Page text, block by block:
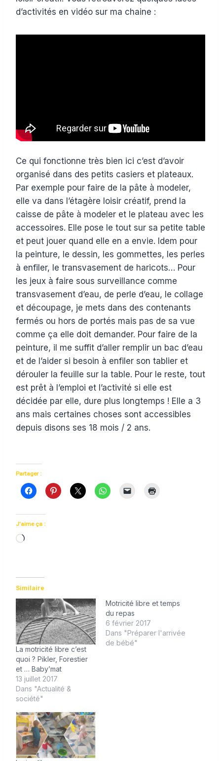
d’activités en vidéo sur ma chaine :
Ce qui fonctionne très bien ici c’est d’avoir
organisé dans des petits casiers et plateaux.
Par exemple pour faire de la pâte à modeler,
elle va dans l’étagère loisir créatif, prend la
caisse de pâte à modeler et le plateau avec les
accessoires. Elle pose le tout sur sa petite table
et peut jouer quand elle en a envie. Idem pour
la peinture, le dessin, les gommettes, les perles
à enfiler, le transvasement de haricots… Pour
les jeux à faire sous surveillance comme
transvasement d’eau, de perle d’eau, le collage
et découpage, je mets dans des contenants
fermés ou hors de portés mais pas de sa vue
comme ça elle doit demander. Pour faire de la
peinture, il me suffit d’aller remplir un bac d’eau
et de l’aider si besoin à enfiler son tablier et
dérouler la feuille sur la table. Pour le reste, tout
est prêt à l’emploi et l’activité si elle est
décidée par elle, dure plus longtemps ! Elle a 3
ans mais certaines choses sont accessibles
depuis disons ses 18 mois / 2 ans.
Partager :
J’aime ça :
C
r
g
e
m
e
n
t
…
Similaire
La motricité libre c’est
quoi ? Pikler, Forestier
et … Baby’mat
13 juillet 2017
Dans "Actualité &
société"
Motricité libre et temps
du repas
6 février 2017
Dans "Préparer l'arrivée
de bébé"